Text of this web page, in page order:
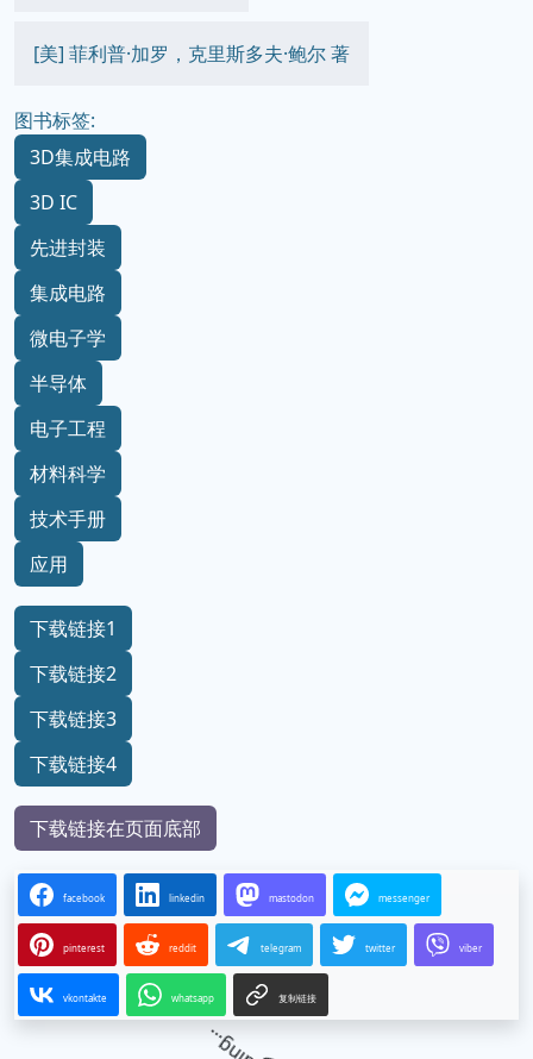
[美] 菲利普·加罗，克里斯多夫·鲍尔 著
图书标签:
3D集成电路
3D IC
先进封装
集成电路
微电子学
半导体
电子工程
材料科学
技术手册
应用
下载链接1
下载链接2
下载链接3
下载链接4
下载链接在页面底部
facebook linkedin mastodon messenger
pinterest reddit telegram twitter viber
vkontakte whatsapp 复制链接